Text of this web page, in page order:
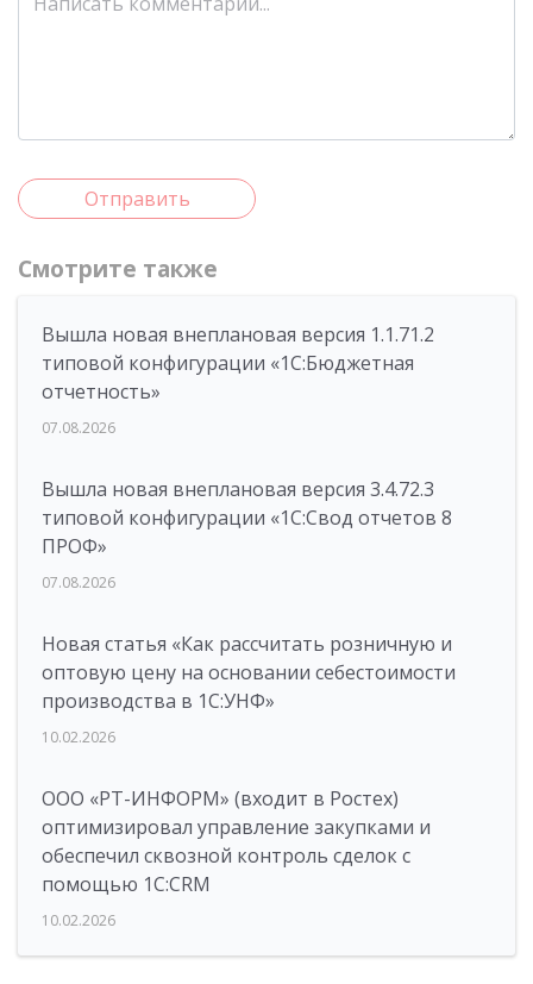
Отправить
Смотрите также
Вышла новая внеплановая версия 1.1.71.2
типовой конфигурации «1C:Бюджетная
отчетность»
07.08.2026
Вышла новая внеплановая версия 3.4.72.3
типовой конфигурации «1C:Свод отчетов 8
ПРОФ»
07.08.2026
Новая статья «Как рассчитать розничную и
оптовую цену на основании себестоимости
производства в 1С:УНФ»
10.02.2026
ООО «РТ-ИНФОРМ» (входит в Ростех)
оптимизировал управление закупками и
обеспечил сквозной контроль сделок с
помощью 1С:CRM
10.02.2026